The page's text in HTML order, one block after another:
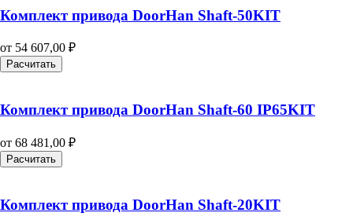
Комплект привода DoorHan Shaft-50KIT
от 54 607,00 ₽
Расчитать
Комплект привода DoorHan Shaft-60 IP65KIT
от 68 481,00 ₽
Расчитать
Комплект привода DoorHan Shaft‑20KIT